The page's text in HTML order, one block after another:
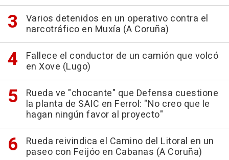
Varios detenidos en un operativo contra el
narcotráfico en Muxía (A Coruña)
Fallece el conductor de un camión que volcó
en Xove (Lugo)
Rueda ve "chocante" que Defensa cuestione
la planta de SAIC en Ferrol: "No creo que le
hagan ningún favor al proyecto"
Rueda reivindica el Camino del Litoral en un
paseo con Feijóo en Cabanas (A Coruña)